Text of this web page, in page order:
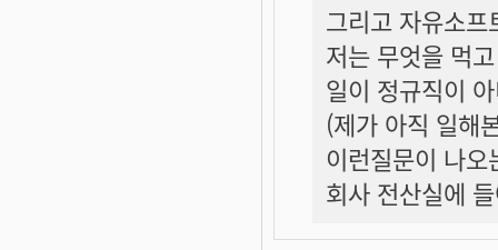
그리고 자유소
저는 무엇을 먹
일이 정규직이
(제가 아직 일해
이런질문이 나
회사 전산실에